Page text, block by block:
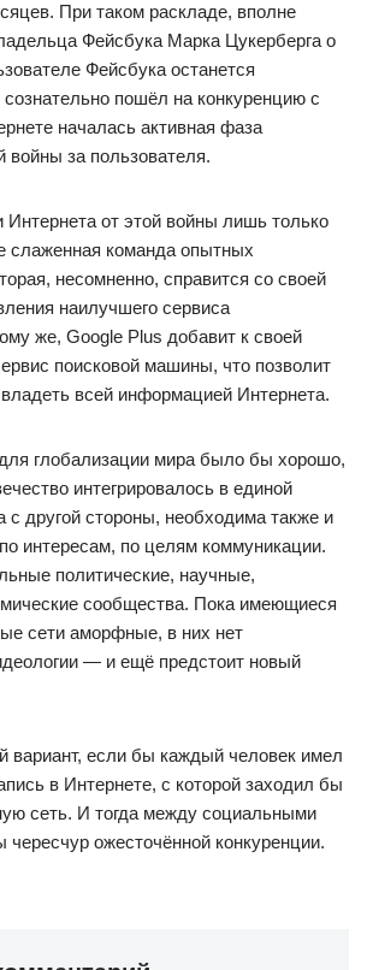
При таком раскладе, вполне
Фейсбука Марка Цукерберга о
Фейсбука останется
сознательно пошёл на конкуренцию с
началась активная фаза
войны за пользователя.
Интернета от этой войны лишь только
слаженная команда опытных
несомненно, справится со своей
наилучшего сервиса
же, Google Plus добавит к своей
поисковой машины, что позволит
всей информацией Интернета.
глобализации мира было бы хорошо,
интегрировалось в единой
с другой стороны, необходима также и
интересам, по целям коммуникации.
политические, научные,
сообщества. Пока имеющиеся
сети аморфные, в них нет
— и ещё предстоит новый
если бы каждый человек имел
в Интернете, с которой заходил бы
сеть. И тогда между социальными
ожесточённой конкуренции.